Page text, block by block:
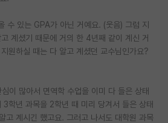
수 있는 GPA가 아닌 거예요. (웃음) 그럼 지
계셨기 때문에 거의 한 4년째 같이 계신 거
원하실 때는 다 알고 계셨던 교수님인가요?
이 많아서 면역학 수업을 이미 다 들은 상태
3학년 과목을 2학년 때 미리 당겨서 들은 상태
고 계시긴 했고요. 그러고 나서도 대학원 과목